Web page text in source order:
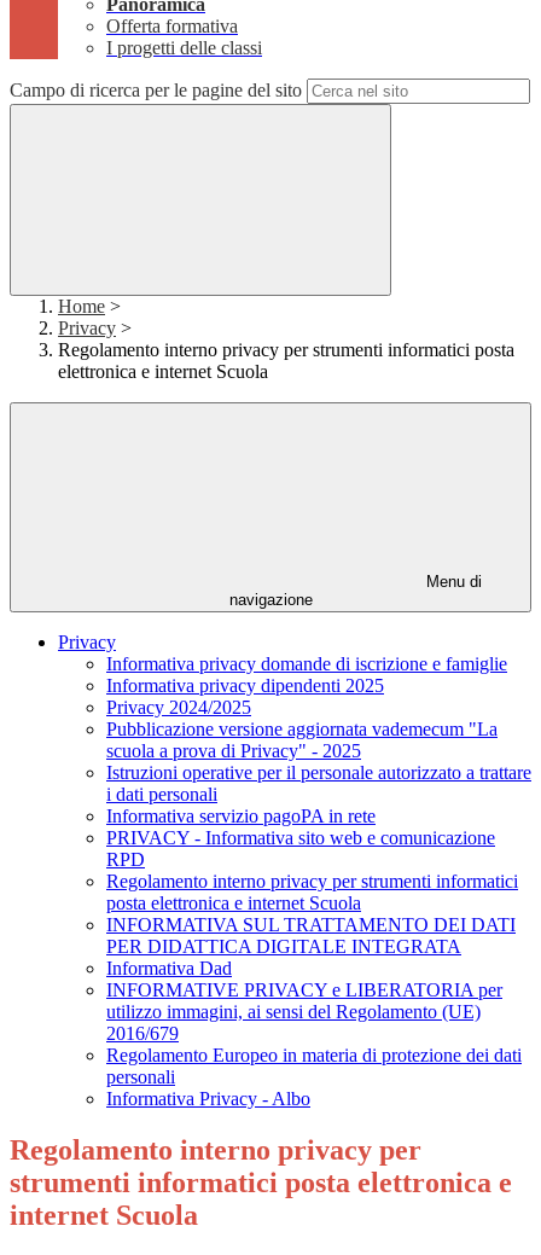
Panoramica
Offerta formativa
I progetti delle classi
Campo di ricerca per le pagine del sito
Home >
Privacy >
Regolamento interno privacy per strumenti informatici posta
elettronica e internet Scuola
Menu di
navigazione
Privacy
Informativa privacy domande di iscrizione e famiglie
Informativa privacy dipendenti 2025
Privacy 2024/2025
Pubblicazione versione aggiornata vademecum "La
scuola a prova di Privacy" - 2025
Istruzioni operative per il personale autorizzato a trattare
i dati personali
Informativa servizio pagoPA in rete
PRIVACY - Informativa sito web e comunicazione
RPD
Regolamento interno privacy per strumenti informatici
posta elettronica e internet Scuola
INFORMATIVA SUL TRATTAMENTO DEI DATI
PER DIDATTICA DIGITALE INTEGRATA
Informativa Dad
INFORMATIVE PRIVACY e LIBERATORIA per
utilizzo immagini, ai sensi del Regolamento (UE)
2016/679
Regolamento Europeo in materia di protezione dei dati
personali
Informativa Privacy - Albo
Regolamento interno privacy per
strumenti informatici posta elettronica e
internet Scuola